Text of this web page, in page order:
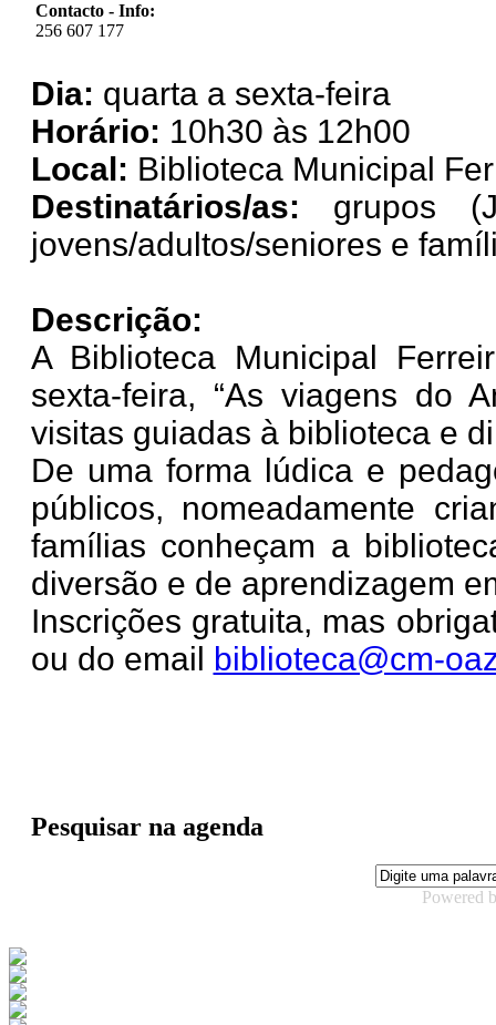
Contacto - Info:
256 607 177
Dia: quarta a sexta-feira
Horário: 10h30 às 12h00
Local: Biblioteca Municipal
Destinatários/as:
grupos
jovens/adultos/seniores e
Descrição:
A Biblioteca Municipal
sexta-feira, “As viagens do
visitas guiadas à biblioteca e
De uma forma lúdica e
públicos, nomeadamente
famílias conheçam a
diversão e de aprendizagem
Inscrições gratuita, mas
ou do email
biblioteca@cm-
Pesquisar na agenda
Powered